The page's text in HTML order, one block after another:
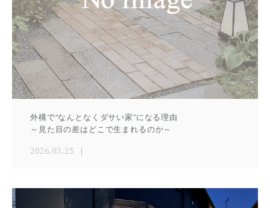
外構で“なんとなくダサい家”になる理由
～見た目の差はどこで生まれるのか～
2026.03.25